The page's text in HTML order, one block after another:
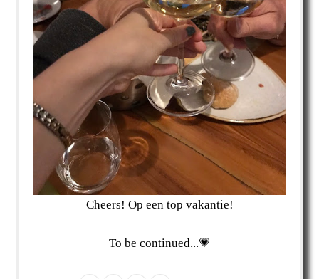
Cheers! Op een top vakantie!
To be continued...💗